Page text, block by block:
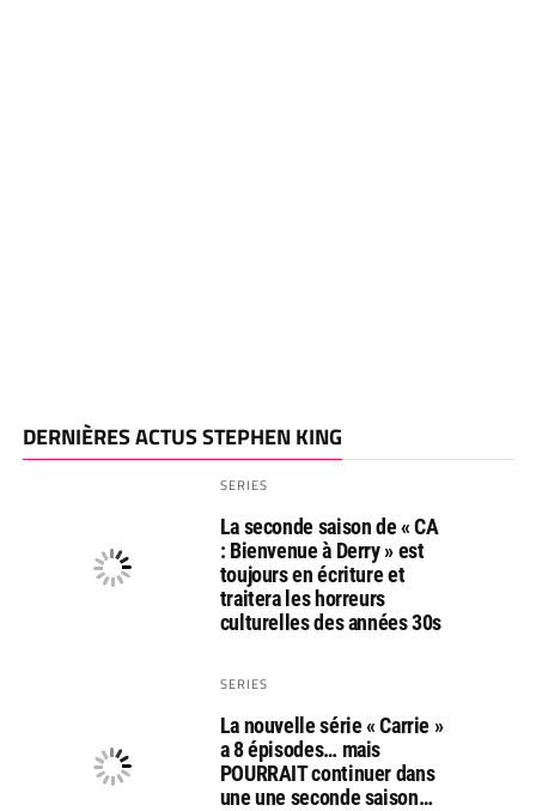
DERNIÈRES ACTUS STEPHEN KING
SERIES
La seconde saison de « CA
: Bienvenue à Derry » est
toujours en écriture et
traitera les horreurs
culturelles des années 30s
SERIES
La nouvelle série « Carrie »
a 8 épisodes… mais
POURRAIT continuer dans
une une seconde saison…